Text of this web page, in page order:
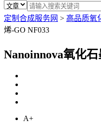
定制合成服务网 > 高品质氧
烯-GO NF033
Nanoinnova氧化
A+